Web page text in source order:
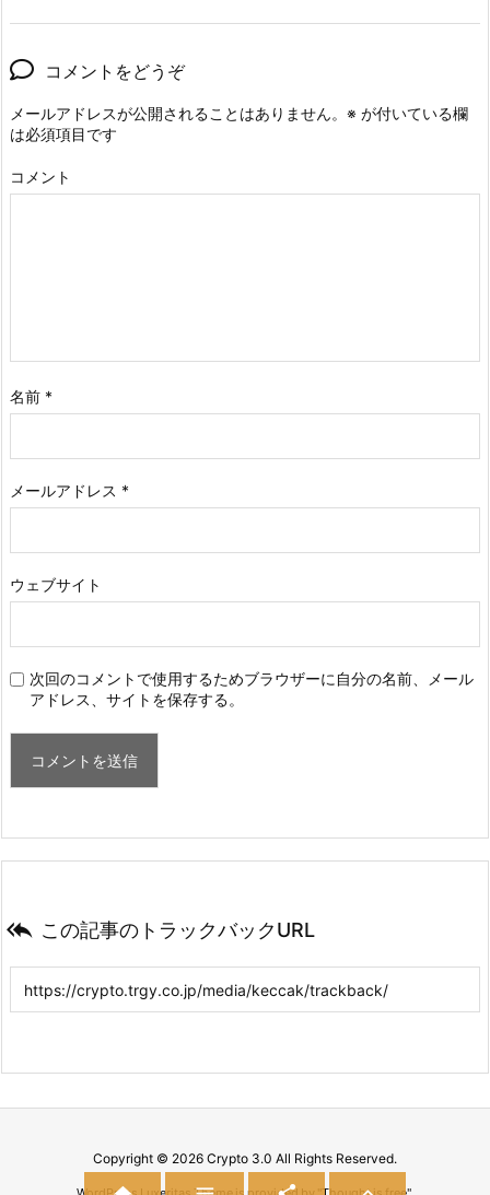
コメントをどうぞ
メールアドレスが公開されることはありません。 ※ が付いている欄
は必須項目です
コメント
名前 *
メールアドレス *
ウェブサイト
次回のコメントで使用するためブラウザーに自分の名前、メール
アドレス、サイトを保存する。
 この記事のトラックバックURL
Copyright © 2026 Crypto 3.0 All Rights Reserved.